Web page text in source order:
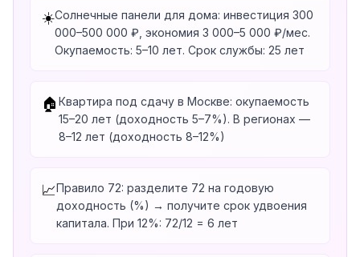
☀️Солнечные панели для дома: инвестиция 300
000–500 000 ₽, экономия 3 000–5 000 ₽/мес.
Окупаемость: 5–10 лет. Срок службы: 25 лет
🏠 Квартира под сдачу в Москве: окупаемость
15–20 лет (доходность 5–7%). В регионах —
8–12 лет (доходность 8–12%)
📈Правило 72: разделите 72 на годовую
доходность (%) → получите срок удвоения
капитала. При 12%: 72/12 = 6 лет